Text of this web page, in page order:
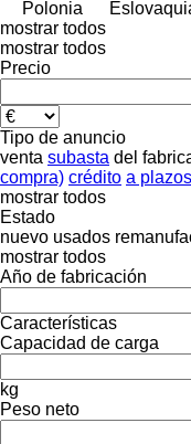
Polonia
mostrar todos
mostrar todos
Precio
Tipo de anuncio
venta subasta del
compra) crédito a plazos
mostrar todos
Estado
nuevo usados
mostrar todos
Año de fabricación
Características
Capacidad de carga
kg
Peso neto